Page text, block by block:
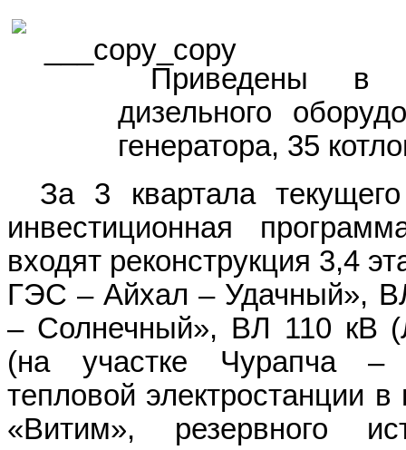
Приведены в
дизельного
генератора, 35
За 3 квартала
инвестиционная
входят реконструкция 3,4
ГЭС – Айхал – Удачный»,
– Солнечный», ВЛ 110 кВ
(на участке Чурапча –
тепловой электростанции
«Витим», резервного